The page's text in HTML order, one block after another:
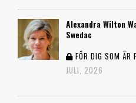
Alexandra Wilton
Swedac
FÖR DIG SOM ÄR
JULI, 2026